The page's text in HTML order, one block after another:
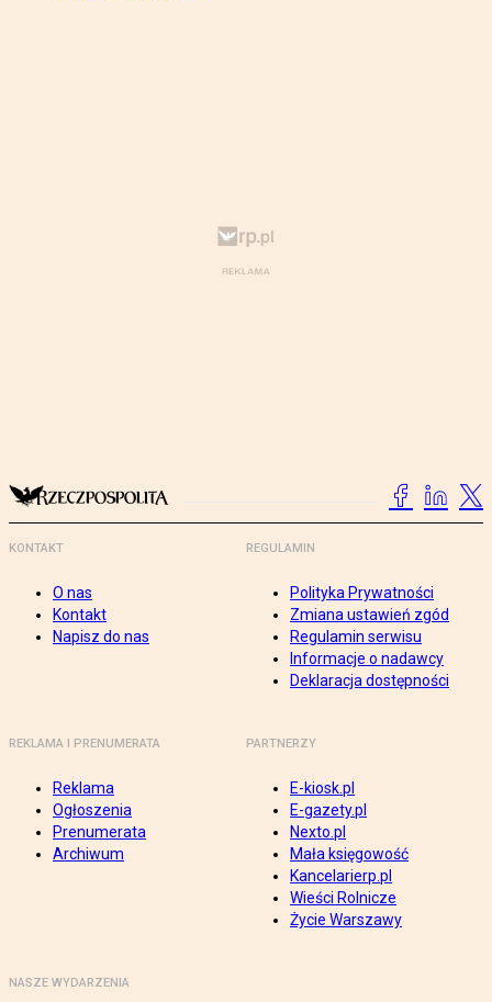
KONTAKT
O nas
Kontakt
Napisz do nas
REGULAMIN
Polityka Prywatności
Zmiana ustawień zgód
Regulamin serwisu
Informacje o nadawcy
Deklaracja dostępności
REKLAMA I PRENUMERATA
Reklama
Ogłoszenia
Prenumerata
Archiwum
PARTNERZY
E-kiosk.pl
E-gazety.pl
Nexto.pl
Mała księgowość
Kancelarierp.pl
Wieści Rolnicze
Życie Warszawy
NASZE WYDARZENIA